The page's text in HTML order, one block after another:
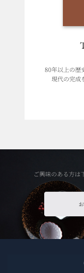
80年以上の歴
現代の完成
ご興味のある方は